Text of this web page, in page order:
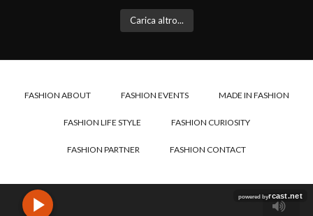
Carica altro...
FASHION ABOUT FASHION EVENTS MADE IN FASHION
FASHION LIFE STYLE FASHION CURIOSITY
FASHION PARTNER FASHION CONTACT